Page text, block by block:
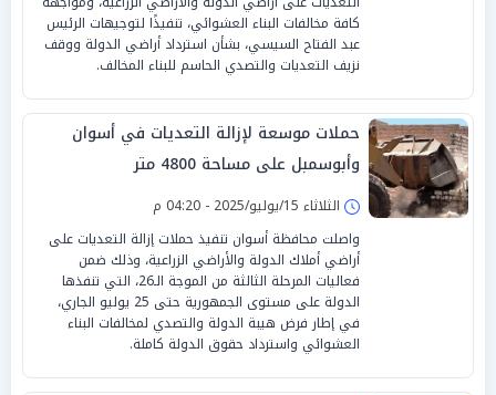
كافة مخالفات البناء العشوائي، تنفيذًا لتوجيهات الرئيس
عبد الفتاح السيسي، بشأن استرداد أراضي الدولة ووقف
نزيف التعديات والتصدي الحاسم للبناء المخالف.
حملات موسعة لإزالة التعديات في أسوان
وأبوسمبل على مساحة 4800 متر
الثلاثاء 15/يوليو/2025 - 04:20 م
واصلت محافظة أسوان تنفيذ حملات إزالة التعديات على
أراضي أملاك الدولة والأراضي الزراعية، وذلك ضمن
فعاليات المرحلة الثالثة من الموجة الـ26، التي تنفذها
الدولة على مستوى الجمهورية حتى 25 يوليو الجاري،
في إطار فرض هيبة الدولة والتصدي لمخالفات البناء
العشوائي واسترداد حقوق الدولة كاملة.